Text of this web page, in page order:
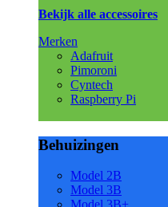
Bekijk alle accessoires
Merken
Adafruit
Pimoroni
Cyntech
Raspberry Pi
Behuizingen
Model 2B
Model 3B